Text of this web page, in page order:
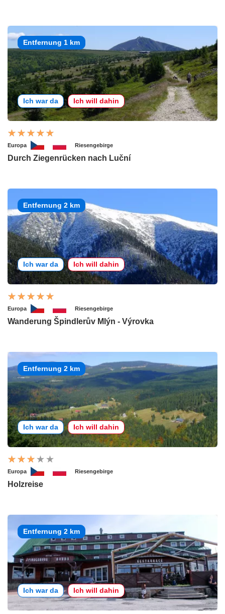
Entfernung 1 km
Ich war da Ich will dahin
Europa Riesengebirge
Durch Ziegenrücken nach Luční
Entfernung 2 km
Ich war da Ich will dahin
Europa Riesengebirge
Wanderung Špindlerův Mlýn - Výrovka
Entfernung 2 km
Ich war da Ich will dahin
Europa Riesengebirge
Holzreise
Entfernung 2 km
Ich war da Ich will dahin